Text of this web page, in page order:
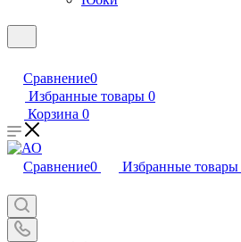
Сравнение0
Избранные товары 0
Корзина 0
Сравнение0 Избранные товары